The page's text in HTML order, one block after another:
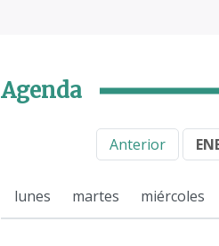
Agenda
Anterior
lunes martes miércoles